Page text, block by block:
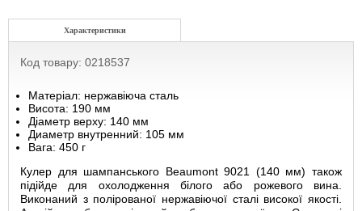
Характеристики
Код товару: 0218537
Матеріал: нержавіюча сталь
Висота: 190 мм
Діаметр верху: 140 мм
Диаметр внутренний: 105 мм
Вага: 450 г
Кулер для шампанського Beaumont 9021 (140 мм) також
підійде для охолодження білого або рожевого вина.
Виконаний з полірованої нержавіючої сталі високої якості.